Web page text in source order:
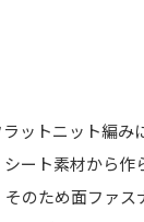
ットニット編み
ート素材から作
のため面ファス